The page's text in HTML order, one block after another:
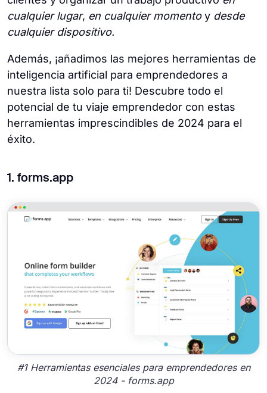
cualquier lugar, en cualquier momentoy desde
cualquier dispositivo.
Además, ¡añadimos las mejores herramientas de
inteligencia artificial para emprendedores a
nuestra lista solo para ti! Descubre todo el
potencial de tu viaje emprendedor con estas
herramientas imprescindibles de 2024 para el
éxito.
1. forms.app
#1 Herramientas esenciales para emprendedores en
2024 - forms.app